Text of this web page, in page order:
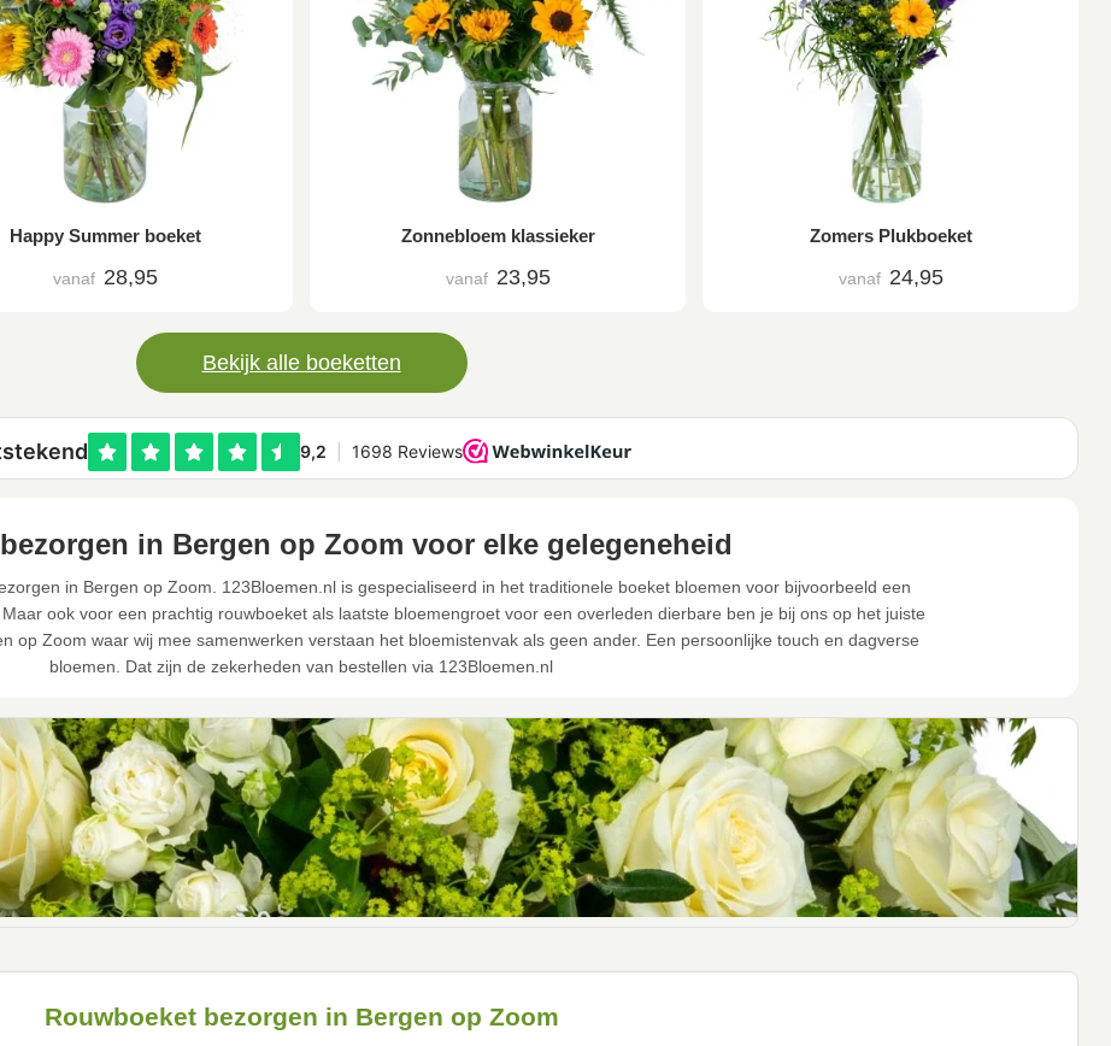
Happy Summer boeket
vanaf 28,95
Zonnebloem klassieker
vanaf 23,95
Zomers Plukboeket
vanaf 24,95
Bekijk alle boeketten
in Bergen op Zoom voor elke gelegeneheid
in Bergen op Zoom. 123Bloemen.nl is gespecialiseerd in het traditionele boeket bloemen voor bijvoorbeeld een
ook voor een prachtig rouwboeket als laatste bloemengroet voor een overleden dierbare ben je bij ons op het juiste
op Zoom waar wij mee samenwerken verstaan het bloemistenvak als geen ander. Een persoonlijke touch en dagverse
bloemen. Dat zijn de zekerheden van bestellen via 123Bloemen.nl
Rouwboeket bezorgen in Bergen op Zoom